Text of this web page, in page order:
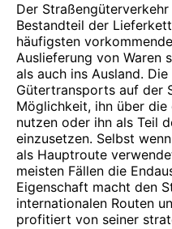
Der
Bestandteil der
häufigsten
Auslieferung von Waren
als auch ins Ausland.
Gütertransports auf der
Möglichkeit, ihn über
nutzen oder ihn als Teil
einzusetzen. Selbst
als Hauptroute
meisten Fällen die
Eigenschaft macht den
internationalen Routen
profitiert von seiner